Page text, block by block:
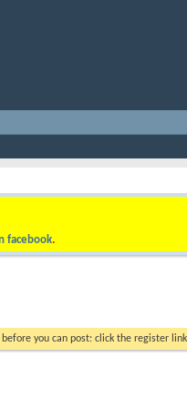
facebook.
before you can post: click the register